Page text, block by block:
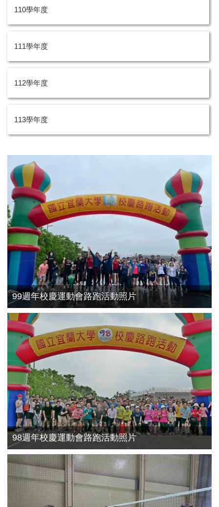
110學年度
111學年度
112學年度
113學年度
99週年校慶運動會路跑活動照片
98週年校慶運動會路跑活動照片